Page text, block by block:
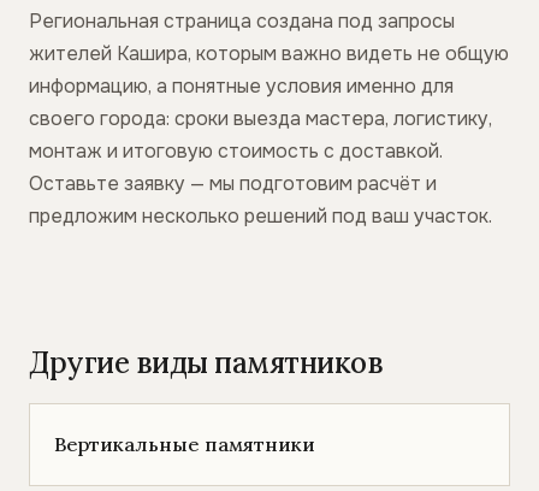
Региональная страница создана под запросы
жителей Кашира, которым важно видеть не общую
информацию, а понятные условия именно для
своего города: сроки выезда мастера, логистику,
монтаж и итоговую стоимость с доставкой.
Оставьте заявку — мы подготовим расчёт и
предложим несколько решений под ваш участок.
Другие виды памятников
Вертикальные памятники